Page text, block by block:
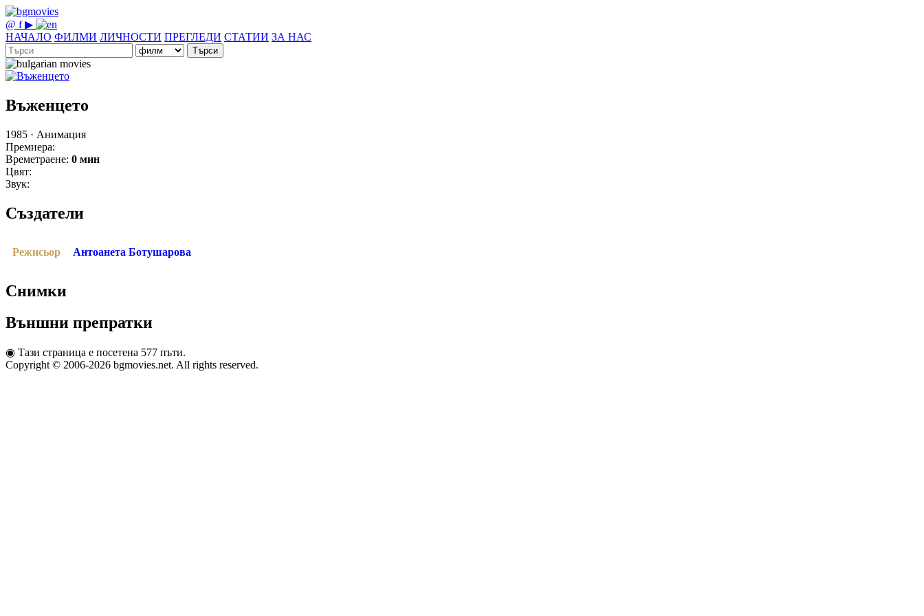
@ f ▶
НАЧАЛО ФИЛМИ ЛИЧНОСТИ ПРЕГЛЕДИ СТАТИИ ЗА НАС
Търси
Въженцето
1985 · Анимация
Премиера:
Времетраене: 0 мин
Цвят:
Звук:
Създатели
Режисьор Антоанета Ботушарова
Снимки
Външни препратки
◉ Тази страница е посетена 577 пъти.
Copyright © 2006-2026 bgmovies.net. All rights reserved.